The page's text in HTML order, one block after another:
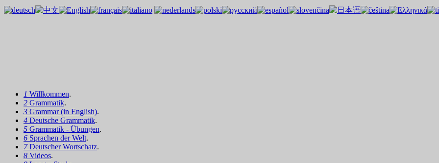
1 Willkommen.
2 Grammatik.
3 Grammar (in English).
4 Deutsche Grammatik.
5 Grammatik - Übungen.
6 Sprachen der Welt.
7Deutscher Wortschatz.
8 Videos.